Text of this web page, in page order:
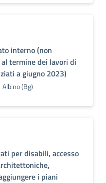
interno (non
termine dei lavori di
a giugno 2023)
(Bg)
per disabili, accesso
i piani